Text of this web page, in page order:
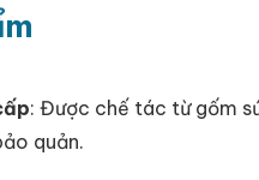
: Được chế tác từ gốm
quản.